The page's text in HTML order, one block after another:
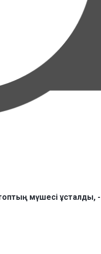
мүшесі ұсталды,